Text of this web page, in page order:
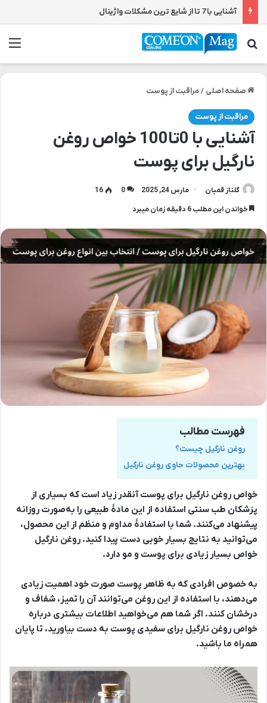
آشنایی با 7 تا از شایع ترین مشکلات واژینال
جستجو برای
صفحه اصلی /مراقبت از پوست
مراقبت از پوست
آشنایی با 0تا100 خواص روغن
نارگیل برای پوست
گلناز قمیان مارس 24, 2025 0
16
خواندن این مطلب 6 دقیقه زمان میبرد
فهرست مطالب
روغن نارگیل چیست؟
بهترین محصولات حاوی روغن نارگیل
خواص روغن نارگیل برای پوست آنقدر زیاد است که بسیاری از
پزشکان طب سنتی استفاده از این مادۀ طبیعی را به‌صورت روزانه
پیشنهاد می‌کنند. شما با استفادۀ مداوم و منظم از این محصول،
می‌توانید به نتایج بسیار خوبی دست پیدا کنید. روغن نارگیل
خواص بسیار زیادی برای پوست و مو دارد.
به خصوص افرادی که به ظاهر پوست صورت خود اهمیت زیادی
می‌دهند، با استفاده از این روغن می‌توانند آن را تمیز، شفاف و
درخشان کنند. اگر شما هم می‌خواهید اطلاعات بیشتری درباره
خواص روغن نارگیل برای سفیدی پوست به دست بیاورید، تا پایان
همراه ما باشید.